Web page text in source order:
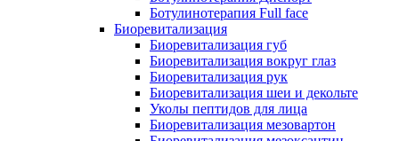
Ботулинотерапия Full face
Биоревитализация
Биоревитализация губ
Биоревитализация вокруг глаз
Биоревитализация рук
Биоревитализация шеи и декольте
Уколы пептидов для лица
Биоревитализация мезовартон